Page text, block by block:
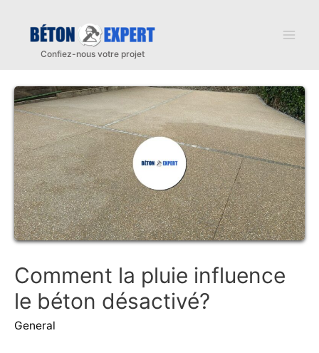
contenu
Comment la pluie influence
le béton désactivé?
General